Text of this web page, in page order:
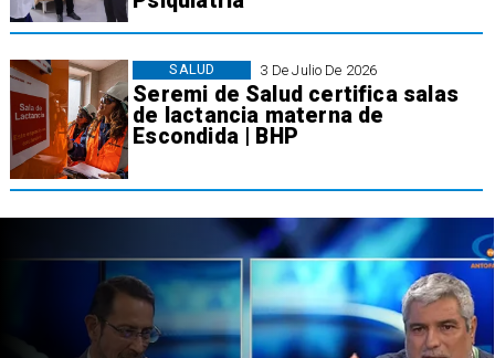
3 De Julio De 2026
Seremi de Salud certifica salas
de lactancia materna de
Escondida | BHP
SALUD